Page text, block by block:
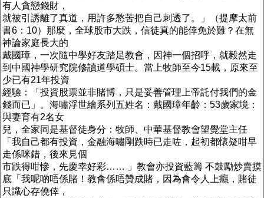
有人貪戀錢財，
就被引誘離了真道，用許多愁苦把自己刺透了。」（提摩太前
書6：10）那麼，全球股市大跌，信徒真的能倖免於難？在無
神論家庭長大的
戴國璋，一次隨中學好友踏足教會，因神一個招呼，就毅然走
到中國神學研究院修讀道學碩士。當上牧師至今15載，原來至
少已有21年投資
經驗：「投資股票並非賭博，只是妥善管理上帝託付我們的金
錢而已」。海嘯浮世繪系列五姓名：戴國璋年齡：53歲家境：
與妻育有2名女
兒，全家同是基督徒身分：牧師、中華基督教會望覺堂主任
「我自己都有投資，金融海嘯剛跌時已走咗，起初都懷疑咁早
走係咪錯，後來見個
市跌得咁慘，先慶幸好彩…… 」教會亦投資藍籌 不鼓勵炒賣摸
底「我呢啲唔係賭！教會係唔贊成賭，因為會令人上癮，賭徒
只識心存僥倖，